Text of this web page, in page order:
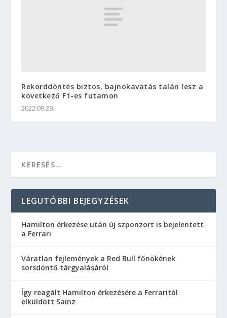
Rekorddöntés biztos, bajnokavatás talán lesz a
következő F1-es futamon
2022.09.29.
LEGUTÓBBI BEJEGYZÉSEK
Hamilton érkezése után új szponzort is bejelentett
a Ferrari
Váratlan fejlemények a Red Bull főnökének
sorsdöntő tárgyalásáról
Így reagált Hamilton érkezésére a Ferraritól
elküldött Sainz